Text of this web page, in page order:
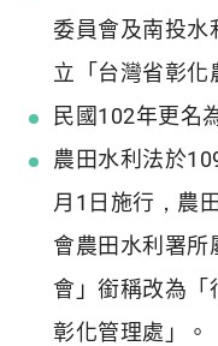
委員會及南投水
立「台灣省彰化
民國102年更名
農田水利法於
月1日施行，農
會農田水利署所
會」銜稱改為「
彰化管理處」。